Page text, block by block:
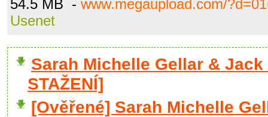
54.5 MB - www.megaupload.com/
Usenet
Sarah Michelle Gellar & Jack
STAŽENÍ]
[Ověřené] Sarah Michelle